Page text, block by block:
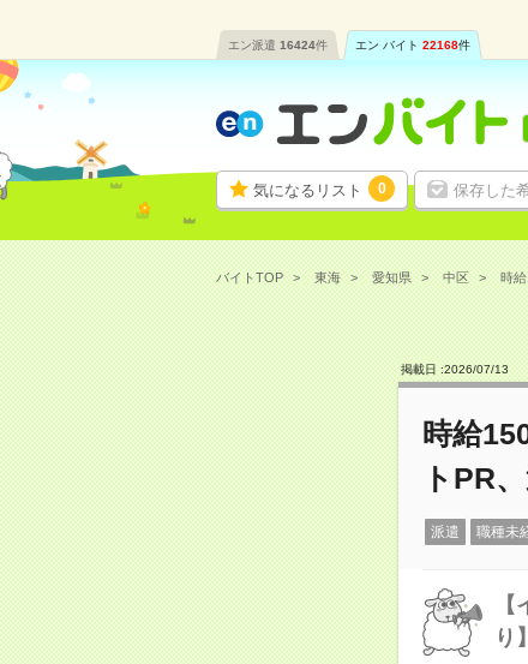
エン派遣 16424件 エン バイト 22168件
気になるリスト 0 保存した
バイトTOP 東海 愛知県 中区 時
掲載日 :2026/07/13
時給
トPR
派遣 職種未
り】